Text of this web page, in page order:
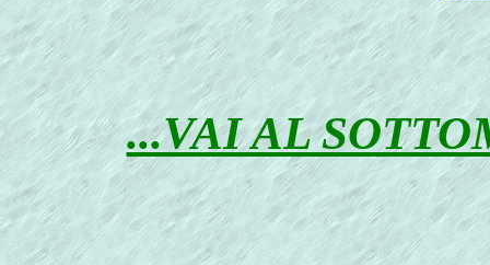
...VAI AL